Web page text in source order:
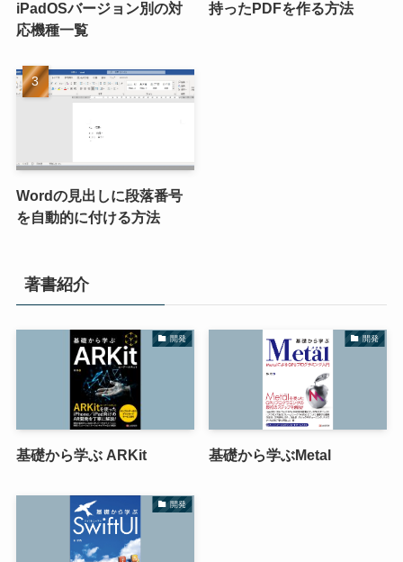
iPadOSバージョン別の対
応機種一覧
持ったPDFを作る方法
Wordの見出しに段落番号
を自動的に付ける方法
著書紹介
開発
基礎から学ぶ ARKit
開発
基礎から学ぶMetal
開発